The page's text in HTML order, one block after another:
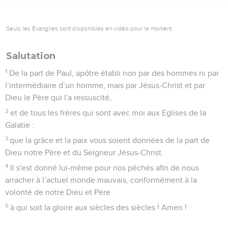
Seuls les Évangiles sont disponibles en vidéo pour le moment.
Salutation
1 De la part de Paul, apôtre établi non par des hommes ni par
l’intermédiaire d’un homme, mais par Jésus-Christ et par
Dieu le Père qui l'a ressuscité,
2 et de tous les frères qui sont avec moi aux Eglises de la
Galatie :
3 que la grâce et la paix vous soient données de la part de
Dieu notre Père et du Seigneur Jésus-Christ.
4 Il s'est donné lui-même pour nos péchés afin de nous
arracher à l’actuel monde mauvais, conformément à la
volonté de notre Dieu et Père
5 à qui soit la gloire aux siècles des siècles ! Amen !